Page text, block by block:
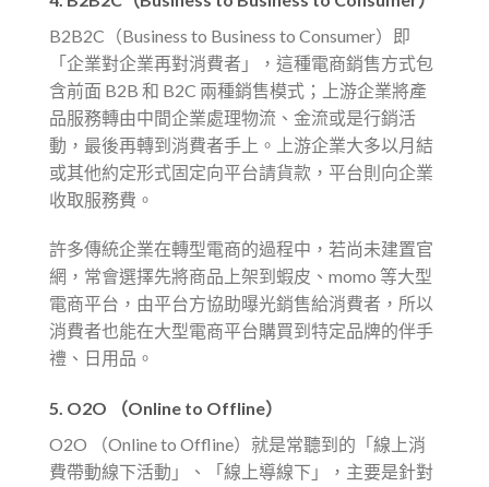
B2B2C（Business to Business to Consumer）即
「企業對企業再對消費者」，這種電商銷售方式包
含前面 B2B 和 B2C 兩種銷售模式；上游企業將產
品服務轉由中間企業處理物流、金流或是行銷活
動，最後再轉到消費者手上。上游企業大多以月結
或其他約定形式固定向平台請貨款，平台則向企業
收取服務費。
許多傳統企業在轉型電商的過程中，若尚未建置官
網，常會選擇先將商品上架到蝦皮、momo 等大型
電商平台，由平台方協助曝光銷售給消費者，所以
消費者也能在大型電商平台購買到特定品牌的伴手
禮、日用品。
5. O2O （Online to Offline）
O2O （Online to Offline）就是常聽到的「線上消
費帶動線下活動」、「線上導線下」，主要是針對